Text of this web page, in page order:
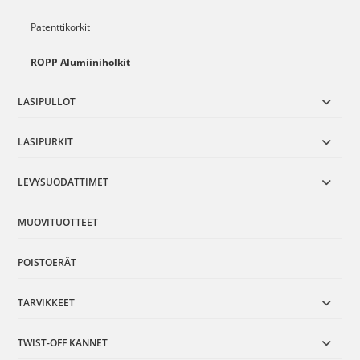
Patenttikorkit
ROPP Alumiiniholkit
LASIPULLOT
LASIPURKIT
LEVYSUODATTIMET
MUOVITUOTTEET
POISTOERÄT
TARVIKKEET
TWIST-OFF KANNET